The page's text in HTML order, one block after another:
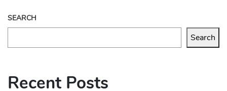
SEARCH
Search
Recent Posts